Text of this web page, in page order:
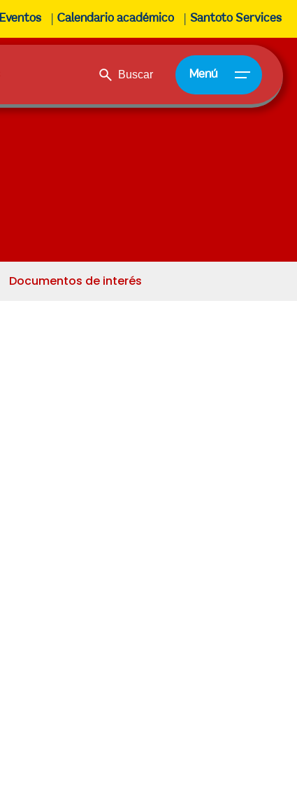
Eventos Calendario académico Santoto Services
Menú
Documentos de interés